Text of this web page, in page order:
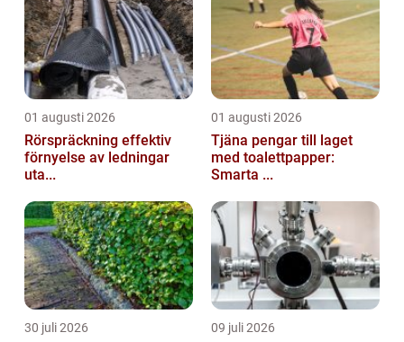
01 augusti 2026
Rörspräckning effektiv
förnyelse av ledningar
uta...
01 augusti 2026
Tjäna pengar till laget
med toalettpapper:
Smarta ...
30 juli 2026 09 juli 2026